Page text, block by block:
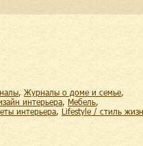
журналы о доме и семье
интерьера мебель
интерьера lifestyle / стиль